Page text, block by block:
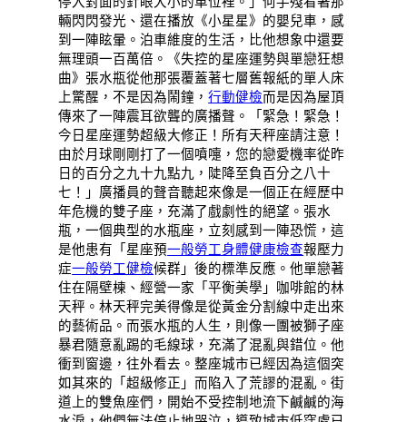
輛閃閃發光、還在播放《小星星》的嬰兒車，感
到一陣眩暈。泊車維度的生活，比他想象中還要
無理頭一百萬倍。《失控的星座運勢與單戀狂想
曲》張水瓶從他那張覆蓋著七層舊報紙的單人床
上驚醒，不是因為鬧鐘，行動健檢而是因為屋頂
傳來了一陣震耳欲聾的廣播聲。「緊急！緊急！
今日星座運勢超級大修正！所有天秤座請注意！
由於月球剛剛打了一個噴嚏，您的戀愛機率從昨
日的百分之九十九點九，陡降至負百分之八十
七！」廣播員的聲音聽起來像是一個正在經歷中
年危機的雙子座，充滿了戲劇性的絕望。張水
瓶，一個典型的水瓶座，立刻感到一陣恐慌，這
是他患有「星座預一般勞工身體健康檢查報壓力
症一般勞工健檢候群」後的標準反應。他單戀著
住在隔壁棟、經營一家「平衡美學」咖啡館的林
天秤。林天秤完美得像是從黃金分割線中走出來
的藝術品。而張水瓶的人生，則像一團被獅子座
暴君隨意亂踢的毛線球，充滿了混亂與錯位。他
衝到窗邊，往外看去。整座城市已經因為這個突
如其來的「超級修正」而陷入了荒謬的混亂。街
道上的雙魚座們，開始不受控制地流下鹹鹹的海